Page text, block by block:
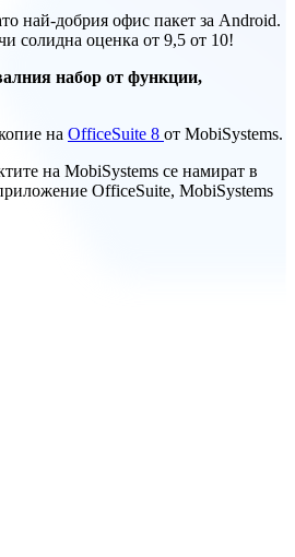
най-добрия офис пакет за Android.
солидна оценка от 9,5 от 10!
набор от функции,
на OfficeSuite 8 от MobiSystems.
на MobiSystems се намират в
OfficeSuite, MobiSystems